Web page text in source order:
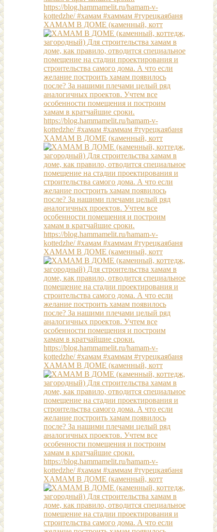
ХАМАМ В ДОМЕ (каменный, котт
ХАМАМ В ДОМЕ (каменный, котт
ХАМАМ В ДОМЕ (каменный, котт
ХАМАМ В ДОМЕ (каменный, котт
ХАМАМ В ДОМЕ (каменный, котт